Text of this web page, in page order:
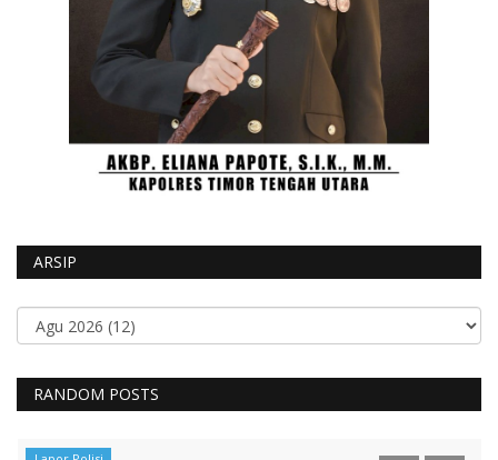
ARSIP
RANDOM POSTS